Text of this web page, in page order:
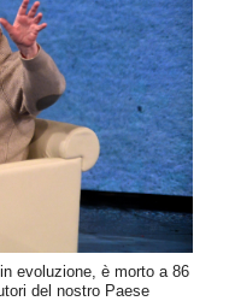
evoluzione, è morto a 86
del nostro Paese